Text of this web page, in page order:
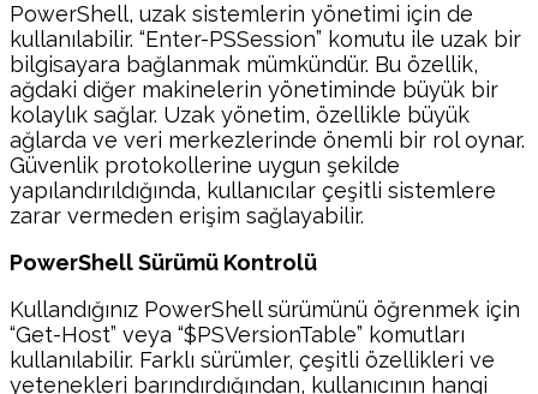
PowerShell, uzak sistemlerin yönetimi için de
kullanılabilir. “Enter-PSSession” komutu ile uzak bir
bilgisayara bağlanmak mümkündür. Bu özellik,
ağdaki diğer makinelerin yönetiminde büyük bir
kolaylık sağlar. Uzak yönetim, özellikle büyük
ağlarda ve veri merkezlerinde önemli bir rol oynar.
Güvenlik protokollerine uygun şekilde
yapılandırıldığında, kullanıcılar çeşitli sistemlere
zarar vermeden erişim sağlayabilir.
PowerShell Sürümü Kontrolü
Kullandığınız PowerShell sürümünü öğrenmek için
“Get-Host” veya “$PSVersionTable” komutları
kullanılabilir. Farklı sürümler, çeşitli özellikleri ve
yetenekleri barındırdığından, kullanıcının hangi